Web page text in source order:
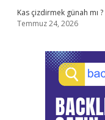
Kas çizdirmek günah mı ?
Temmuz 24, 2026